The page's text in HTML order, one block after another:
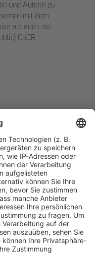
und Autorin zu
mit dem
als auch zur
CbCR.